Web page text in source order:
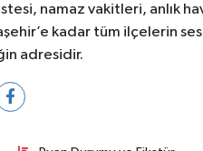
namaz vakitleri, anlık
kadar tüm ilçelerin
adresidir.